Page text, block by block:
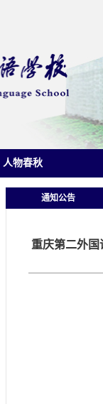
人物春秋
通知公告
重庆第二外